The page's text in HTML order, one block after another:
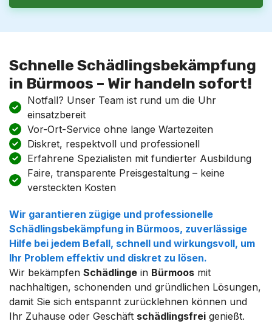
Schnelle Schädlingsbekämpfung
in Bürmoos – Wir handeln sofort!
Notfall? Unser Team ist rund um die Uhr
einsatzbereit
Vor-Ort-Service ohne lange Wartezeiten
Diskret, respektvoll und professionell
Erfahrene Spezialisten mit fundierter Ausbildung
Faire, transparente Preisgestaltung – keine
versteckten Kosten
Wir garantieren zügige und professionelle
Schädlingsbekämpfung in Bürmoos, zuverlässige
Hilfe bei jedem Befall, schnell und wirkungsvoll, um
Ihr Problem effektiv und diskret zu lösen.
Wir bekämpfen Schädlinge in Bürmoos mit
nachhaltigen, schonenden und gründlichen Lösungen,
damit Sie sich entspannt zurücklehnen können und
Ihr Zuhause oder Geschäft schädlingsfrei genießt.